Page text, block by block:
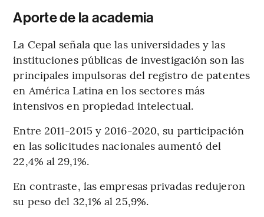
Aporte de la academia
La Cepal señala que las universidades y las
instituciones públicas de investigación son las
principales impulsoras del registro de patentes
en América Latina en los sectores más
intensivos en propiedad intelectual.
Entre 2011-2015 y 2016-2020, su participación
en las solicitudes nacionales aumentó del
22,4% al 29,1%.
En contraste, las empresas privadas redujeron
su peso del 32,1% al 25,9%.